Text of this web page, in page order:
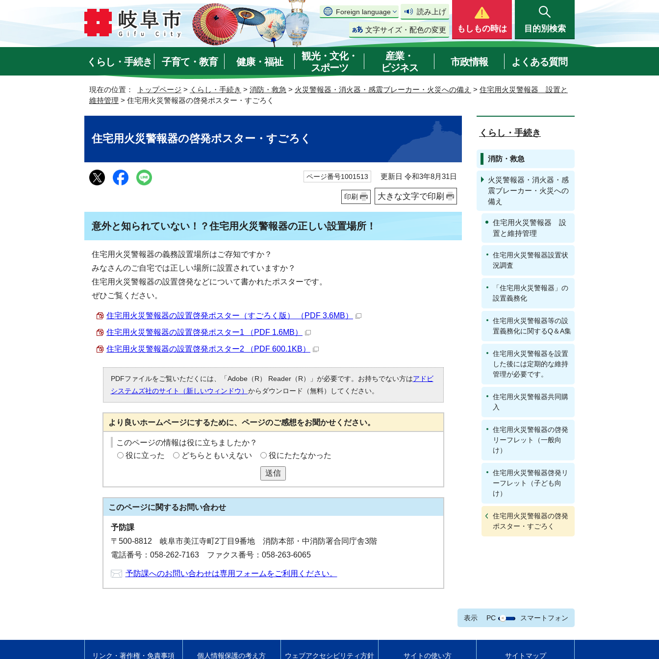
Foreign language 読み上げ
文字サイズ・配色の変更 もしもの時は 目的別検索
くらし・手続き 子育て・教育 健康・福祉
観光・文化・
スポーツ
産業・
ビジネス
市政情報 よくある質問
現在の位置： トップページ > くらし・手続き > 消防・救急 > 火災警報器・消火器・感震ブレーカー・火災への備え > 住宅用火災警報器 設置と
維持管理 > 住宅用火災警報器の啓発ポスター・すごろく
住宅用火災警報器の啓発ポスター・すごろく
ページ番号1001513 更新日 令和3年8月31日
印刷 大きな文字で印刷
意外と知られていない！？住宅用火災警報器の正しい設置場所！
住宅用火災警報器の義務設置場所はご存知ですか？
みなさんのご自宅では正しい場所に設置されていますか？
住宅用火災警報器の設置啓発などについて書かれたポスターです。
ぜひご覧ください。
住宅用火災警報器の設置啓発ポスター（すごろく版） （PDF 3.6MB）
住宅用火災警報器の設置啓発ポスター1 （PDF 1.6MB）
住宅用火災警報器の設置啓発ポスター2 （PDF 600.1KB）
PDFファイルをご覧いただくには、「Adobe（R） Reader（R）」が必要です。お持ちでない方はアドビ
システムズ社のサイト（新しいウィンドウ） からダウンロード（無料）してください。
より良いホームページにするために、ページのご感想をお聞かせください。
このページの情報は役に立ちましたか？
役に立った
どちらともいえない 役にたたなかった
送信
このページに関するお問い合わせ
予防課
〒500-8812 岐阜市美江寺町2丁目9番地 消防本部・中消防署合同庁舎3階
電話番号：058-262-7163 ファクス番号：058-263-6065
予防課へのお問い合わせは専用フォームをご利用ください。
くらし・手続き
消防・救急
火災警報器・消火器・感
震ブレーカー・火災への
備え
住宅用火災警報器 設
置と維持管理
住宅用火災警報器設置状
況調査
「住宅用火災警報器」の
設置義務化
住宅用火災警報器等の設
置義務化に関するQ＆A集
住宅用火災警報器を設置
した後には定期的な維持
管理が必要です。
住宅用火災警報器共同購
入
住宅用火災警報器の啓発
リーフレット（一般向
け）
住宅用火災警報器啓発リ
ーフレット（子ども向
け）
住宅用火災警報器の啓発
ポスター・すごろく
表示 PC スマートフォン
リンク・著作権・免責事項 個人情報保護の考え方 ウェブアクセシビリティ方針 サイトの使い方 サイトマップ